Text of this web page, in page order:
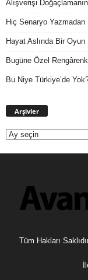
Alışverişi
Hiç Senaryo Yazmadan
Hayat Aslında Bir Oyun
Bugüne Özel
Bu Niye Türkiye’de
Arşivler
Tüm Hakları